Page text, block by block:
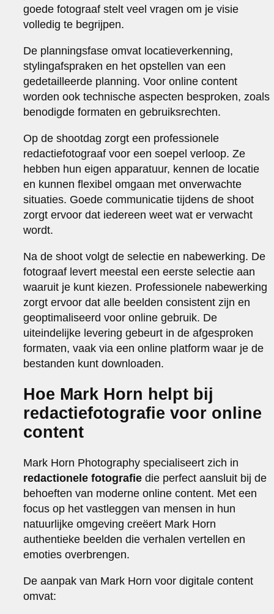
goede fotograaf stelt veel vragen om je visie
volledig te begrijpen.
De planningsfase omvat locatieverkenning,
stylingafspraken en het opstellen van een
gedetailleerde planning. Voor online content
worden ook technische aspecten besproken, zoals
benodigde formaten en gebruiksrechten.
Op de shootdag zorgt een professionele
redactiefotograaf voor een soepel verloop. Ze
hebben hun eigen apparatuur, kennen de locatie
en kunnen flexibel omgaan met onverwachte
situaties. Goede communicatie tijdens de shoot
zorgt ervoor dat iedereen weet wat er verwacht
wordt.
Na de shoot volgt de selectie en nabewerking. De
fotograaf levert meestal een eerste selectie aan
waaruit je kunt kiezen. Professionele nabewerking
zorgt ervoor dat alle beelden consistent zijn en
geoptimaliseerd voor online gebruik. De
uiteindelijke levering gebeurt in de afgesproken
formaten, vaak via een online platform waar je de
bestanden kunt downloaden.
Hoe Mark Horn helpt bij
redactiefotografie voor online
content
Mark Horn Photography specialiseert zich in
redactionele fotografie die perfect aansluit bij de
behoeften van moderne online content. Met een
focus op het vastleggen van mensen in hun
natuurlijke omgeving creëert Mark Horn
authentieke beelden die verhalen vertellen en
emoties overbrengen.
De aanpak van Mark Horn voor digitale content
omvat: